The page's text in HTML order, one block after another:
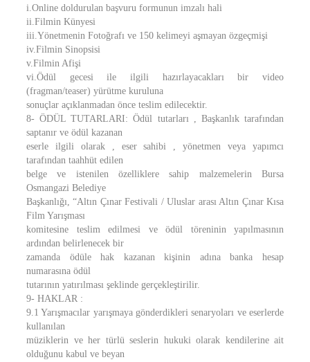
i.Online doldurulan başvuru formunun imzalı hali
ii.Filmin Künyesi
iii.Yönetmenin Fotoğrafı ve 150 kelimeyi aşmayan özgeçmişi
iv.Filmin Sinopsisi
v.Filmin Afişi
vi.Ödül gecesi ile ilgili hazırlayacakları bir video
(fragman/teaser) yürütme kuruluna
sonuçlar açıklanmadan önce teslim edilecektir.
8- ÖDÜL TUTARLARI: Ödül tutarları , Başkanlık tarafından
saptanır ve ödül kazanan
eserle ilgili olarak , eser sahibi , yönetmen veya yapımcı
tarafından taahhüt edilen
belge ve istenilen özelliklere sahip malzemelerin Bursa
Osmangazi Belediye
Başkanlığı, “Altın Çınar Festivali / Uluslar arası Altın Çınar Kısa
Film Yarışması
komitesine teslim edilmesi ve ödül töreninin yapılmasının
ardından belirlenecek bir
zamanda ödüle hak kazanan kişinin adına banka hesap
numarasına ödül
tutarının yatırılması şeklinde gerçekleştirilir.
9- HAKLAR :
9.1 Yarışmacılar yarışmaya gönderdikleri senaryoları ve eserlerde
kullanılan
müziklerin ve her türlü seslerin hukuki olarak kendilerine ait
olduğunu kabul ve beyan